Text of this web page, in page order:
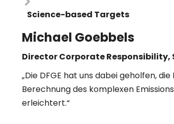
Science-based Targets
Michael Goebbels
Director Corporate Responsibility,
„Die DFGE hat uns dabei geholfen,
Berechnung des komplexen
erleichtert.“